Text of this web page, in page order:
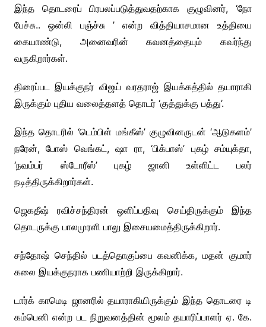
இந்த தொடரைப் பிரபலப்படுத்துவதற்காக குழுவினர், ‘நோ
பேச்சு.. ஒன்லி பஞ்ச்சு ’ என்ற வித்தியாசமான உத்தியை
கையாண்டு, அனைவரின் கவனத்தையும் கவர்ந்து
வருகிறார்கள்.
திரைப்பட இயக்குநர் விஜய் வரதராஜ் இயக்கத்தில் தயாராகி
இருக்கும் புதிய வலைத்தளத் தொடர் ‘குத்துக்கு பத்து’.
இந்த தொடரில் ‘டெம்பிள் மங்கீஸ்’ குழுவினருடன் ‘ஆடுகளம்’
நரேன், போஸ் வெங்கட், ஷா ரா, ‘பிக்பாஸ்’ புகழ் சம்யுக்தா,
‘நவம்பர் ஸ்டோரீஸ்’ புகழ் ஜானி உள்ளிட்ட பலர்
நடித்திருக்கிறார்கள்.
ஜெகதீஷ் ரவிச்சந்திரன் ஒளிப்பதிவு செய்திருக்கும் இந்த
தொடருக்கு பாலமுரளி பாலு இசையமைத்திருக்கிறார்.
சந்தோஷ் செந்தில் படத்தொகுப்பை கவனிக்க, மதன் குமார்
கலை இயக்குநராக பணியாற்றி இருக்கிறார்.
டார்க் காமெடி ஜானரில் தயாராகியிருக்கும் இந்த தொடரை டி
கம்பெனி என்ற பட நிறுவனத்தின் மூலம் தயாரிப்பாளர் ஏ. கே.